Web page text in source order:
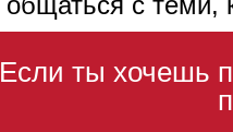
общаться с теми,
Если ты хочешь